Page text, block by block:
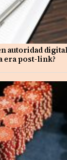
autoridad
era post-link?